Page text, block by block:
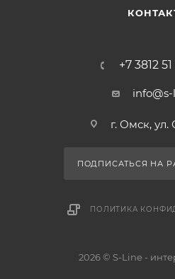
+7 3812
г. Омск, ул.
ПОДПИСАТЬСЯ НА
ПОЛИТИКА
2026 © S-Line -